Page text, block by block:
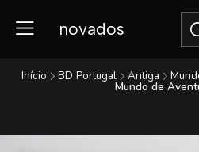
novados
Início BD Portugal Antiga
Mundo de